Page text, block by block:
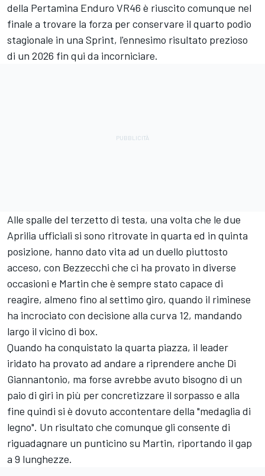
della Pertamina Enduro VR46 è riuscito comunque nel
finale a trovare la forza per conservare il quarto podio
stagionale in una Sprint, l'ennesimo risultato prezioso
di un 2026 fin qui da incorniciare.
Alle spalle del terzetto di testa, una volta che le due
Aprilia ufficiali si sono ritrovate in quarta ed in quinta
posizione, hanno dato vita ad un duello piuttosto
acceso, con Bezzecchi che ci ha provato in diverse
occasioni e Martin che è sempre stato capace di
reagire, almeno fino al settimo giro, quando il riminese
ha incrociato con decisione alla curva 12, mandando
largo il vicino di box.
Quando ha conquistato la quarta piazza, il leader
iridato ha provato ad andare a riprendere anche Di
Giannantonio, ma forse avrebbe avuto bisogno di un
paio di giri in più per concretizzare il sorpasso e alla
fine quindi si è dovuto accontentare della "medaglia di
legno". Un risultato che comunque gli consente di
riguadagnare un punticino su Martin, riportando il gap
a 9 lunghezze.